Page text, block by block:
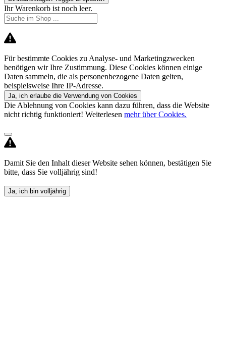
Ihr Warenkorb ist noch leer.
Für bestimmte Cookies zu Analyse- und Marketingzwecken
benötigen wir Ihre Zustimmung. Diese Cookies können einige
Daten sammeln, die als personenbezogene Daten gelten,
beispielsweise Ihre IP-Adresse.
Ja, ich erlaube die Verwendung von Cookies
Die Ablehnung von Cookies kann dazu führen, dass die Website
nicht richtig funktioniert! Weiterlesen mehr über Cookies.
Damit Sie den Inhalt dieser Website sehen können, bestätigen Sie
bitte, dass Sie volljährig sind!
Ja, ich bin volljährig